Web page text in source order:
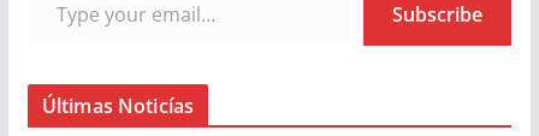
Subscribe
Últimas Noticías